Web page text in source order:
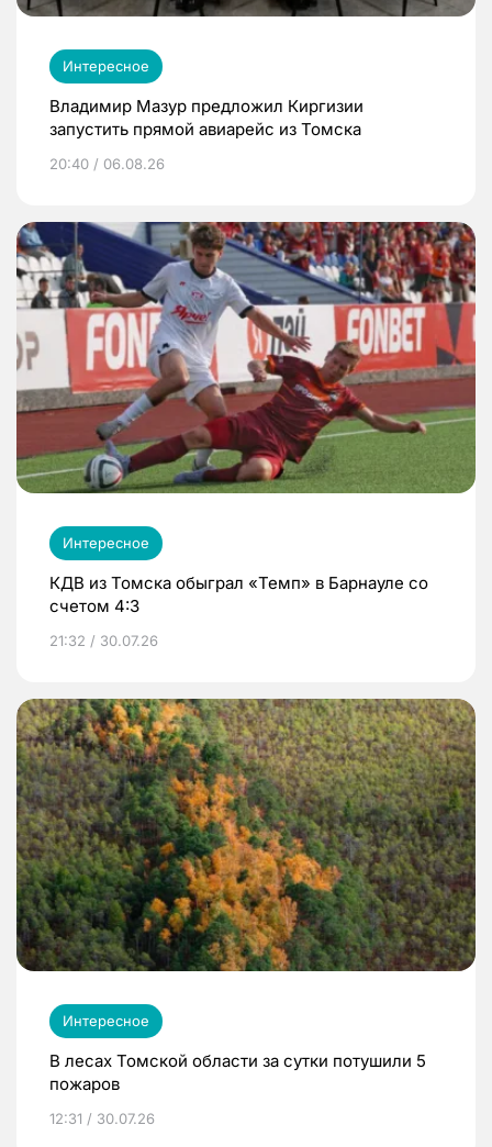
Интересное
Владимир Мазур предложил Киргизии
запустить прямой авиарейс из Томска
20:40 / 06.08.26
Интересное
КДВ из Томска обыграл «Темп» в Барнауле со
счетом 4:3
21:32 / 30.07.26
Интересное
В лесах Томской области за сутки потушили 5
пожаров
12:31 / 30.07.26